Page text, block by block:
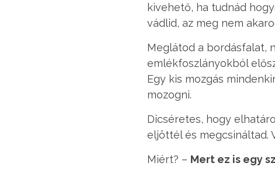
kivehető, ha tudnád
vádlid, az meg nem
Meglátod a bordásfalat,
emlékfoszlányokból
Egy kis mozgás
mozogni.
Dicséretes, hogy
eljöttél és megcsináltad.
Miért? – Mert ez is egy